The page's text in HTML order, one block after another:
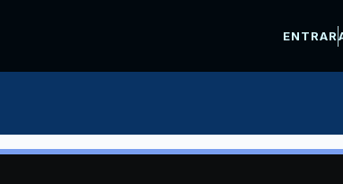
ENTRAR